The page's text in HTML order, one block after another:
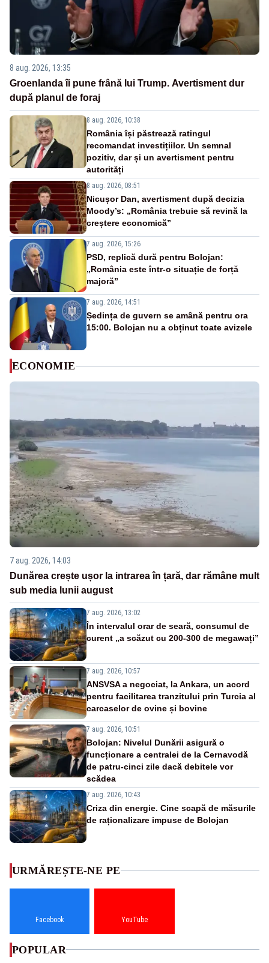
8 aug. 2026, 13:35
Groenlanda îi pune frână lui Trump. Avertisment dur
după planul de foraj
8 aug. 2026, 10:38
România își păstrează ratingul
recomandat investițiilor. Un semnal
pozitiv, dar și un avertisment pentru
autorități
8 aug. 2026, 08:51
Nicușor Dan, avertisment după decizia
Moody’s: „România trebuie să revină la
creștere economică”
7 aug. 2026, 15:26
PSD, replică dură pentru Bolojan:
„România este într-o situație de forță
majoră”
7 aug. 2026, 14:51
Ședința de guvern se amână pentru ora
15:00. Bolojan nu a obținut toate avizele
ECONOMIE
7 aug. 2026, 14:03
Dunărea crește ușor la intrarea în țară, dar rămâne mult
sub media lunii august
7 aug. 2026, 13:02
În intervalul orar de seară, consumul de
curent „a scăzut cu 200-300 de megawați”
7 aug. 2026, 10:57
ANSVSA a negociat, la Ankara, un acord
pentru facilitarea tranzitului prin Turcia al
carcaselor de ovine și bovine
7 aug. 2026, 10:51
Bolojan: Nivelul Dunării asigură o
funcționare a centralei de la Cernavodă
de patru-cinci zile dacă debitele vor
scădea
7 aug. 2026, 10:43
Criza din energie. Cine scapă de măsurile
de raționalizare impuse de Bolojan
URMĂREȘTE-NE PE
Facebook YouTube
POPULAR